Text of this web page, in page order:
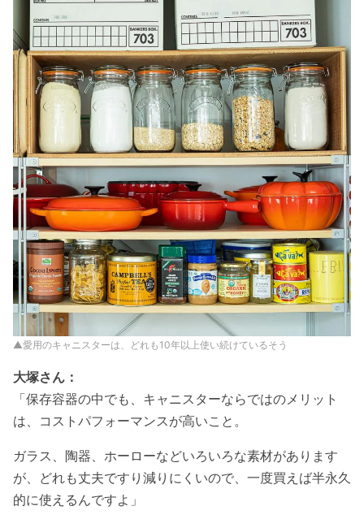
▲愛用のキャニスターは、どれも10年以上使い続けているそう
大塚さん：
「保存容器の中でも、キャニスターならではのメリット
は、コストパフォーマンスが高いこと。
ガラス、陶器、ホーローなどいろいろな素材があります
が、どれも丈夫ですり減りにくいので、一度買えば半永久
的に使えるんですよ」